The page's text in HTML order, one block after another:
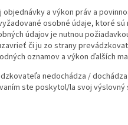
objednávky a výkon práv a
osobné údaje, ktoré
údajov je nutnou
či ju zo strany
oznamov a výkon ďalších
nedochádza /
ste poskytol/la svoj výslovný